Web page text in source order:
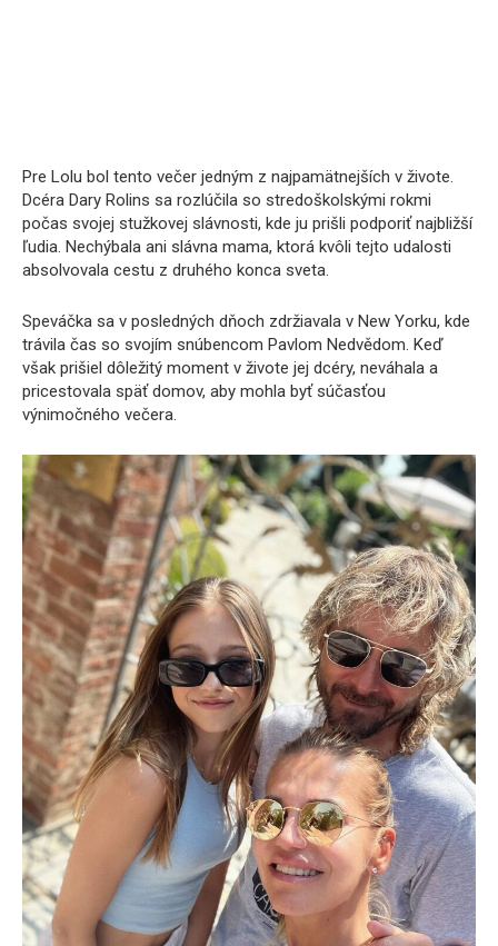
Pre Lolu bol tento večer jedným z najpamätnejších v živote.
Dcéra Dary Rolins sa rozlúčila so stredoškolskými rokmi
počas svojej stužkovej slávnosti, kde ju prišli podporiť najbližší
ľudia. Nechýbala ani slávna mama, ktorá kvôli tejto udalosti
absolvovala cestu z druhého konca sveta.
Speváčka sa v posledných dňoch zdržiavala v New Yorku, kde
trávila čas so svojím snúbencom Pavlom Nedvědom. Keď
však prišiel dôležitý moment v živote jej dcéry, neváhala a
pricestovala späť domov, aby mohla byť súčasťou
výnimočného večera.